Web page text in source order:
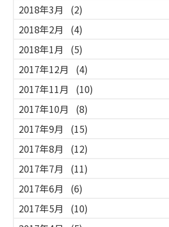
2018年3月
(2)
2018年2月
(4)
2018年1月
(5)
2017年12月
(4)
2017年11月
(10)
2017年10月
(8)
2017年9月
(15)
2017年8月
(12)
2017年7月
(11)
2017年6月
(6)
2017年5月
(10)